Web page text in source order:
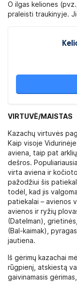
O ilgas keliones
praleisti traukinyje.
VIRTUVĖ/MAISTAS
Kazachų virtuvės
Kaip visoje
aviena, taip pat
dešros.
virta aviena ir
pažodžiui šis
todėl, kad jis
patiekalai – avienos
avienos ir ryžių
(Datelman),
(Bal-kaimak),
jautiena.
Iš gėrimų kazachai
rūgpienį, atskiestą
gaivinamasis